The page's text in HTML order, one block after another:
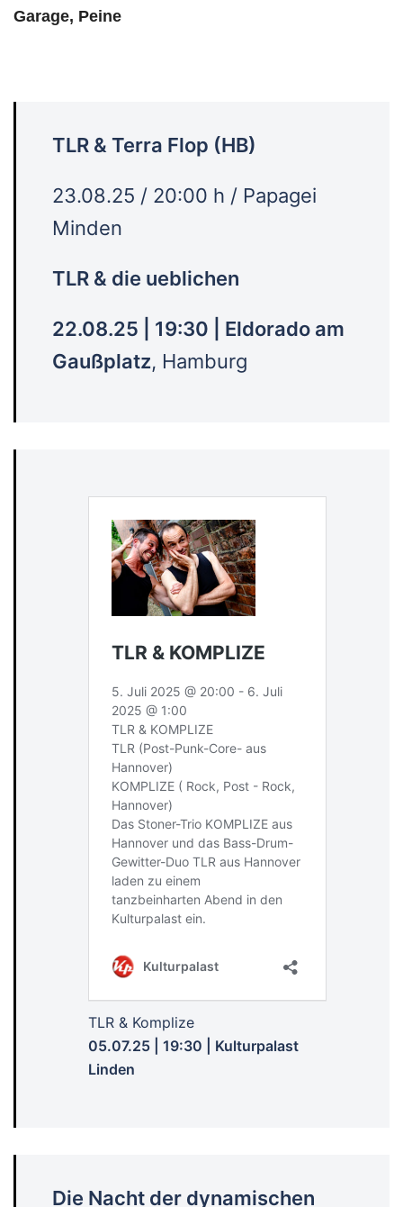
Garage, Peine
TLR & Terra Flop (HB)
23.08.25 / 20:00 h / Papagei
Minden
TLR & die ueblichen
22.08.25 | 19:30 | Eldorado am
Gaußplatz, Hamburg
TLR & Komplize
05.07.25 | 19:30 | Kulturpalast
Linden
Die Nacht der dynamischen